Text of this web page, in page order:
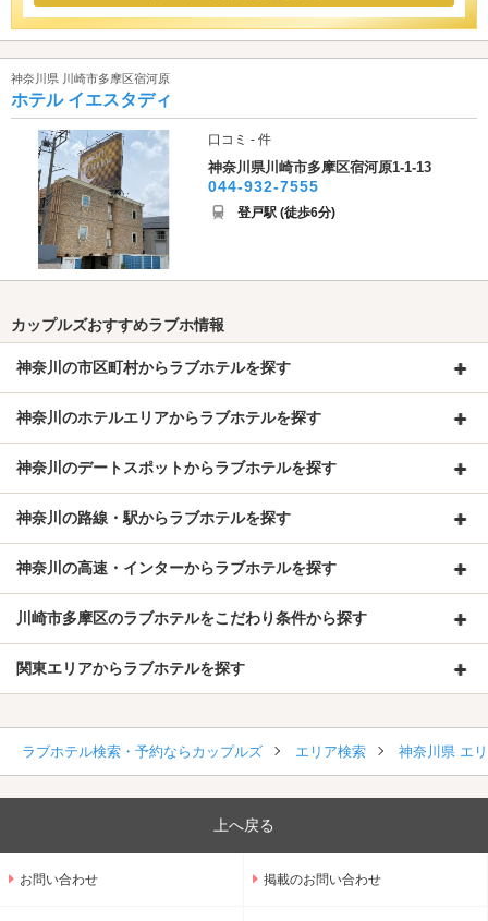
神奈川県 川崎市多摩区宿河原
ホテル イエスタディ
口コミ - 件
神奈川県川崎市多摩区宿河原1-1-13
044-932-7555
登戸駅 (徒歩6分)
カップルズおすすめラブホ情報
神奈川の市区町村からラブホテルを探す
神奈川のホテルエリアからラブホテルを探す
神奈川のデートスポットからラブホテルを探す
神奈川の路線・駅からラブホテルを探す
神奈川の高速・インターからラブホテルを探す
川崎市多摩区のラブホテルをこだわり条件から探す
関東エリアからラブホテルを探す
ラブホテル検索・予約ならカップルズ エリア検索 神奈川県 エ
上へ戻る
お問い合わせ 掲載のお問い合わせ